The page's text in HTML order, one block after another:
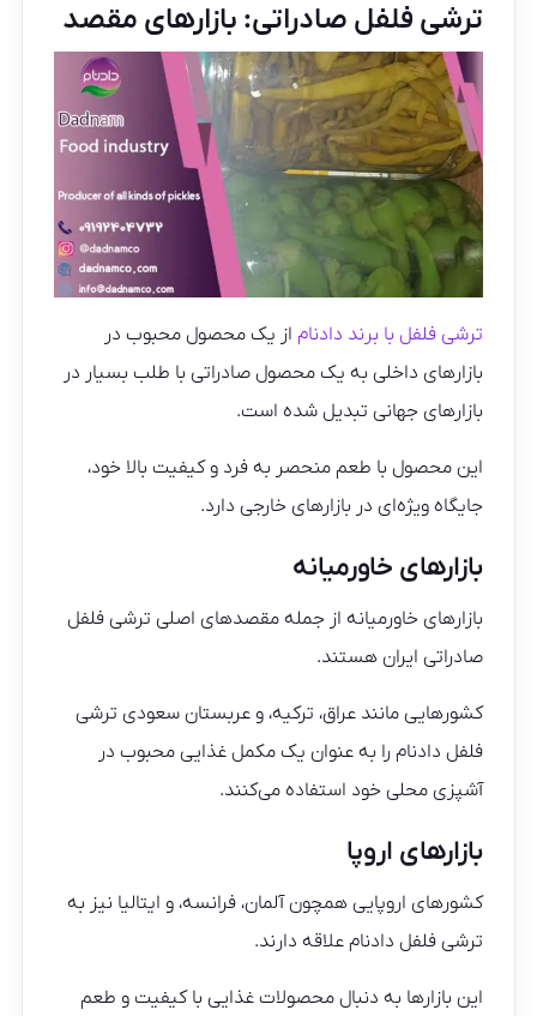
ترشی فلفل صادراتی: بازارهای مقصد
ترشی فلفل با برند دادنام از یک محصول محبوب در
بازارهای داخلی به یک محصول صادراتی با طلب بسیار در
بازارهای جهانی تبدیل شده است.
این محصول با طعم منحصر به فرد و کیفیت بالا خود،
جایگاه ویژه‌ای در بازارهای خارجی دارد.
بازارهای خاورمیانه
بازارهای خاورمیانه از جمله مقصدهای اصلی ترشی فلفل
صادراتی ایران هستند.
کشورهایی مانند عراق، ترکیه، و عربستان سعودی ترشی
فلفل دادنام را به عنوان یک مکمل غذایی محبوب در
آشپزی محلی خود استفاده می‌کنند.
بازارهای اروپا
کشورهای اروپایی همچون آلمان، فرانسه، و ایتالیا نیز به
ترشی فلفل دادنام علاقه دارند.
این بازارها به دنبال محصولات غذایی با کیفیت و طعم